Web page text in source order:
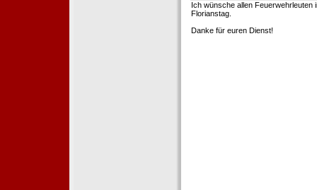
Ich wünsche allen Feuerwehrleuten
Florianstag.
Danke für euren Dienst!